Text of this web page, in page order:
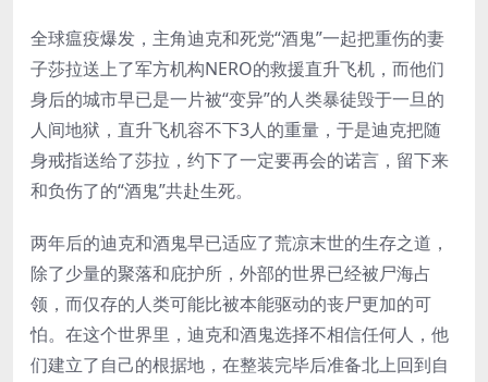
全球瘟疫爆发，主角迪克和死党“酒鬼”一起把重伤的妻
子莎拉送上了军方机构NERO的救援直升飞机，而他们
身后的城市早已是一片被“变异”的人类暴徒毁于一旦的
人间地狱，直升飞机容不下3人的重量，于是迪克把随
身戒指送给了莎拉，约下了一定要再会的诺言，留下来
和负伤了的“酒鬼”共赴生死。
两年后的迪克和酒鬼早已适应了荒凉末世的生存之道，
除了少量的聚落和庇护所，外部的世界已经被尸海占
领，而仅存的人类可能比被本能驱动的丧尸更加的可
怕。在这个世界里，迪克和酒鬼选择不相信任何人，他
们建立了自己的根据地，在整装完毕后准备北上回到自